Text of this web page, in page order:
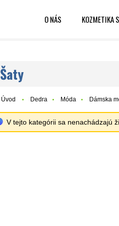
O NÁS KOZMETIKA
Šaty
Úvod Dedra Móda Dámska
V tejto kategórii sa nenachádzajú